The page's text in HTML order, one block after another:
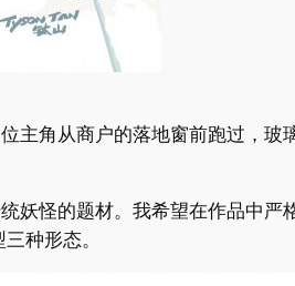
主角从商户的落地窗前跑过，玻
妖怪的题材。我希望在作品中严
种形态。